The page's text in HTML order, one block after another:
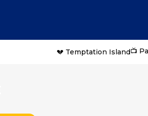
💔 Temptation Island📺